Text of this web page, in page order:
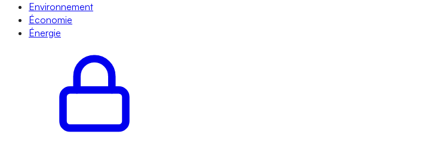
Environnement
Économie
Énergie